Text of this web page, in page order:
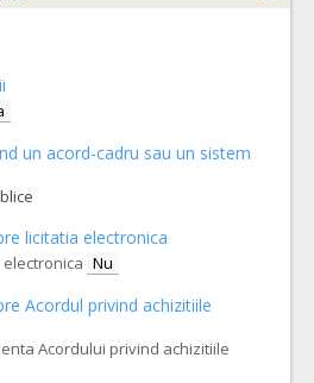
un acord-cadru sau un sistem
licitatia electronica
Nu
Acordul privind achizitiile
Acordului privind achizitiile